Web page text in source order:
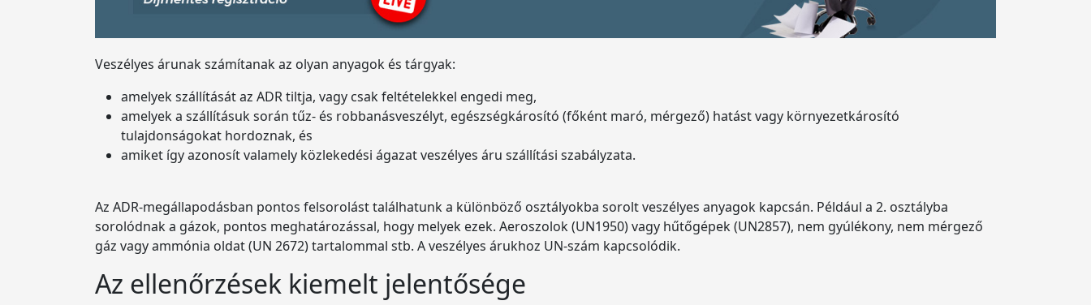
Veszélyes árunak számítanak az olyan anyagok és tárgyak:
amelyek szállítását az ADR tiltja, vagy csak feltételekkel engedi meg,
amelyek a szállításuk során tűz- és robbanásveszélyt, egészségkárosító (főként maró, mérgező) hatást vagy környezetkárosító
tulajdonságokat hordoznak, és
amiket így azonosít valamely közlekedési ágazat veszélyes áru szállítási szabályzata.
Az ADR-megállapodásban pontos felsorolást találhatunk a különböző osztályokba sorolt veszélyes anyagok kapcsán. Például a 2. osztályba
sorolódnak a gázok, pontos meghatározással, hogy melyek ezek. Aeroszolok (UN1950) vagy hűtőgépek (UN2857), nem gyúlékony, nem mérgező
gáz vagy ammónia oldat (UN 2672) tartalommal stb. A veszélyes árukhoz UN-szám kapcsolódik.
Az ellenőrzések kiemelt jelentősége